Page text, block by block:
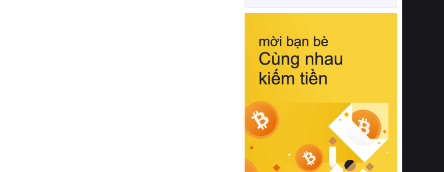
này, bạn sẽ cảm nhận rõ rệt sự khác
hồi chuẩn xác của phần đệm nâng đỡ
cột sống.
Bên cạnh đó, việc lựa chọn các dòng
sản phẩm đạt chuẩn chất lượng quốc
tế còn giúp ngăn ngừa tình trạng kích
khuẩn và nấm mốc trong điều kiện
thời tiết nóng ẩm. Bạn có thể tìm hiểu
thêm các nghiên cứu khoa học về tác
động của giấc ngủ và môi trường
phòng ngủ đối với sức khỏe con
người tại Sleep Foundation (External
Link) để có cái nhìn toàn diện hơn.